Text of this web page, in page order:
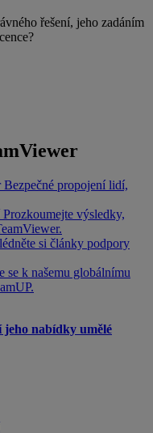
řešení, jeho zadáním
Bezpečné propojení lidí,
Prozkoumejte výsledky,
si články podpory
se k našemu globálnímu
nabídky umělé